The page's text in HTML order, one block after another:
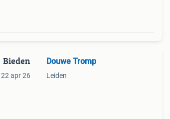
Bieden
22 apr 26
Douwe Tromp
Leiden